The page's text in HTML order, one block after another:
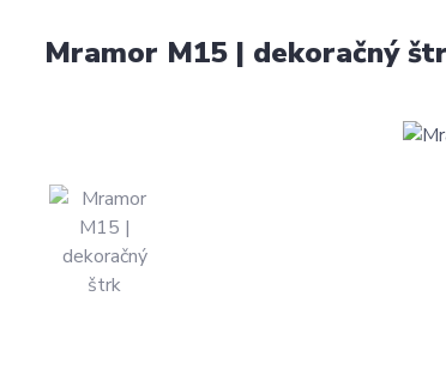
Mramor M15 | dekoračný